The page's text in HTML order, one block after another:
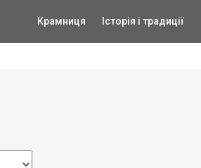
Крамниця Історія і традиції